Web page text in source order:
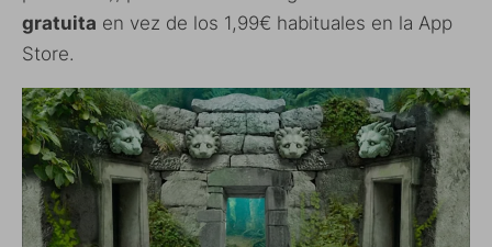
gratuita en vez de los 1,99€ habituales en la App
Store.